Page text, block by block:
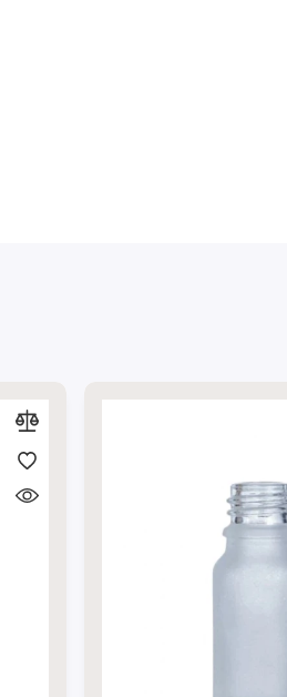
піпетки косметичної з
тонкому капіляру і гумовій помпі ви
Зручний ковпачок забезпечує надійне
для різних рідин.
та чорна помпа має лаконічний